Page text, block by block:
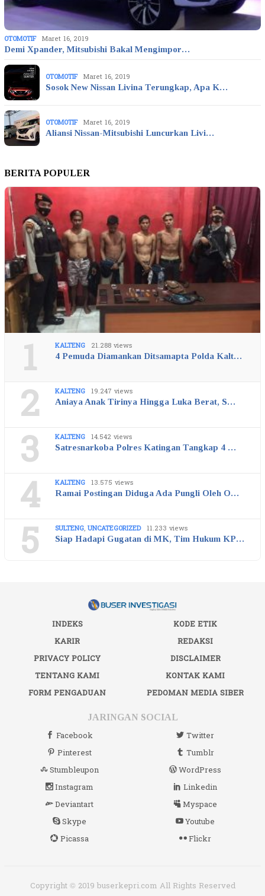
OTOMOTIF Maret 16, 2019
Demi Xpander, Mitsubishi Bakal Mengimpor…
OTOMOTIF Maret 16, 2019
Sosok New Nissan Livina Terungkap, Apa K…
OTOMOTIF Maret 16, 2019
Aliansi Nissan-Mitsubishi Luncurkan Livi…
BERITA POPULER
1 KALTENG 21.288 views
4 Pemuda Diamankan Ditsamapta Polda Kalt…
2 KALTENG 19.247 views
Aniaya Anak Tirinya Hingga Luka Berat, S…
3 KALTENG 14.542 views
Satresnarkoba Polres Katingan Tangkap 4 …
4 KALTENG 13.575 views
Ramai Postingan Diduga Ada Pungli Oleh O…
5 SULTENG, UNCATEGORIZED 11.233 views
Siap Hadapi Gugatan di MK, Tim Hukum KP…
INDEKS
KODE ETIK
KARIR
REDAKSI
PRIVACY POLICY
DISCLAIMER
TENTANG KAMI
KONTAK KAMI
FORM PENGADUAN
PEDOMAN MEDIA SIBER
JARINGAN SOCIAL
Facebook
Twitter
Pinterest
Tumblr
Stumbleupon
WordPress
Instagram
Linkedin
Deviantart
Myspace
Skype
Youtube
Picassa
Flickr
Copyright © 2019 buserkepri.com All Rights Reserved